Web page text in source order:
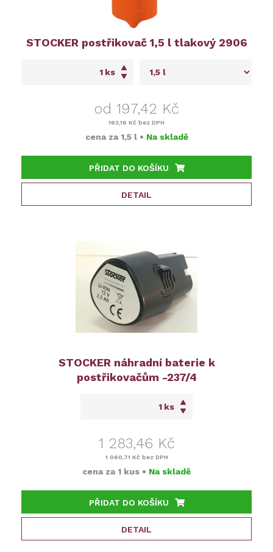
STOCKER postřikovač 1,5 l tlakový 2906
ks
od 197,42 Kč
163,16 Kč bez DPH
cena za 1,5 l • Na skladě
PŘIDAT DO KOŠÍKU
DETAIL
STOCKER náhradní baterie k
postřikovačům -237/4
ks
1 283,46 Kč
1 060,71 Kč bez DPH
cena za 1 kus • Na skladě
PŘIDAT DO KOŠÍKU
DETAIL